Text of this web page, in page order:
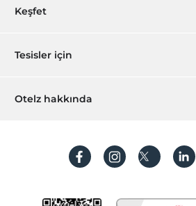
Kafeterya
Kahvaltı Salonu
Rezervasyon yönet
Sıkça sorulan sorular
Keşfet
Hediye Kart
Hesap oluştur
Tesisler için
Hemen tesisinizi ekleyin
Otelz hakkında